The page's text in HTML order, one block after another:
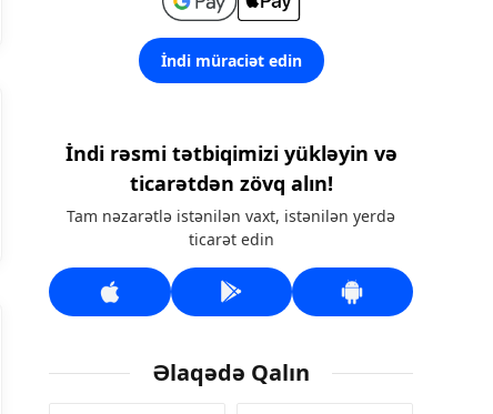
İndi müraciət edin
İndi rəsmi tətbiqimizi yükləyin və
ticarətdən zövq alın!
Tam nəzarətlə istənilən vaxt, istənilən yerdə
ticarət edin
Əlaqədə Qalın